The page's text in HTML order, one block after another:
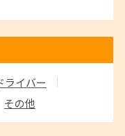
ライバー
その他